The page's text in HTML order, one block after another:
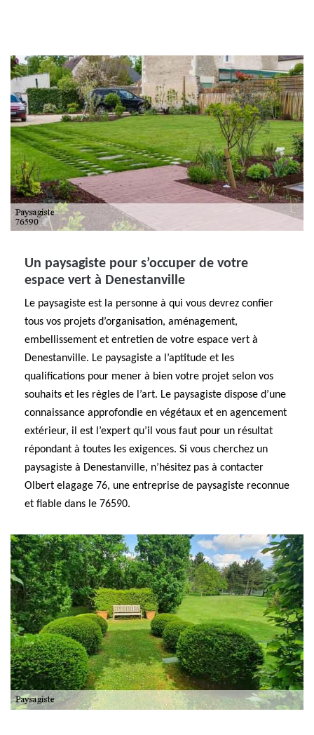
Un paysagiste pour s’occuper de votre
espace vert à Denestanville
Le paysagiste est la personne à qui vous devrez confier
tous vos projets d’organisation, aménagement,
embellissement et entretien de votre espace vert à
Denestanville. Le paysagiste a l’aptitude et les
qualifications pour mener à bien votre projet selon vos
souhaits et les règles de l’art. Le paysagiste dispose d’une
connaissance approfondie en végétaux et en agencement
extérieur, il est l’expert qu’il vous faut pour un résultat
répondant à toutes les exigences. Si vous cherchez un
paysagiste à Denestanville, n’hésitez pas à contacter
Olbert elagage 76, une entreprise de paysagiste reconnue
et fiable dans le 76590.